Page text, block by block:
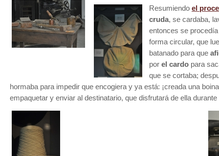
Resumiendo el
cruda, se cardaba,
entonces se
forma circular, que
batanado para que
por el cardo para
que se cortaba;
hormaba para impedir que encogiera y ya está: ¡creada una
empaquetar y enviar al destinatario, que disfrutará de ella